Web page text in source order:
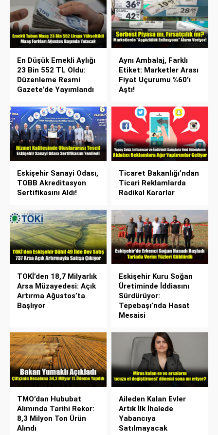
En Düşük Emekli Aylığı
23 Bin 552 TL Oldu:
Düzenleme Resmi
Gazete’de Yayımlandı
Aynı Ambalaj, Farklı
Etiket: Marketler Arası
Fiyat Uçurumu %60’ı
Aştı!
Eskişehir Sanayi Odası,
TOBB Akreditasyon
Sertifikasını Aldı!
Ticaret Bakanlığı’ndan
Ticari Reklamlarda
Radikal Kararlar
TOKİ’den 18,7 Milyarlık
Arsa Müzayedesi: Açık
Artırma Ağustos’ta
Başlıyor
Eskişehir Kuru Soğan
Üretiminde İddiasını
Sürdürüyor:
Tepebaşı’nda Hasat
Mesaisi
TMO’dan Hububat
Alımında Tarihi Rekor:
8,3 Milyon Ton Ürün
Alındı
Aileden Kalan Evler
Artık İlk İhalede
Yabancıya
Satılmayacak